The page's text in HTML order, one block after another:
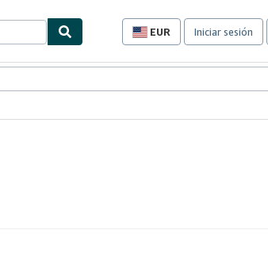
EUR
Preferencias
compra
sitio.
Iniciar sesión